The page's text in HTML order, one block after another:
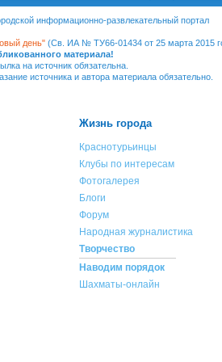
информационно-развлекательный портал
день" (Св. ИА № ТУ66-01434 от 25 марта 2015
материала!
на источник обязательна.
источника и автора материала обязательно.
Жизнь города
Краснотурьинцы
Клубы по интересам
Фотогалерея
Блоги
Форум
Народная журналистика
Творчество
Наводим порядок
Шахматы-онлайн